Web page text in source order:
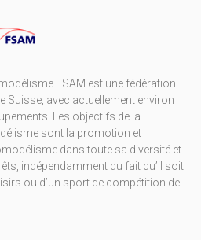
FSAM est une fédération
Suisse, avec actuellement environ
Les objectifs de la
sont la promotion et
dans toute sa diversité et
indépendamment du fait qu’il soit
ou d’un sport de compétition de